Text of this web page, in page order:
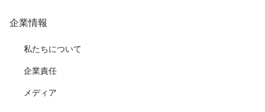
企業情報
私たちについて
企業責任
メディア